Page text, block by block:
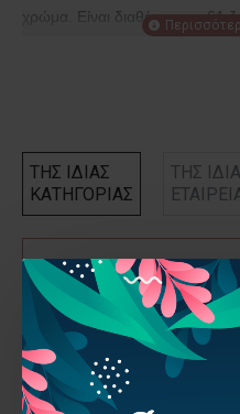
χρώμα. Είναι διαθέσιμο σε
ETHYL ACETATE, BUTYL
ALCOHOL,
STYRENE/ACRYLATES
ACID/NEOPENTYL GLYCOL/
COPOLYMER, DIACETONE
ISOBUTYRATE, ACRYLATES
PHOSPHORIC ACID,
BUMETRIZOLE, [+/- MAY
ΤΗΣ ΙΔΙΑΣ
ΚΑΤΗΓΟΡΙΑΣ
ΤΗΣ